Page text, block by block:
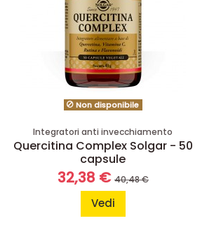
Non disponibile
Integratori anti invecchiamento
Quercitina Complex Solgar - 50
capsule
32,38 € 40,48 €
Vedi